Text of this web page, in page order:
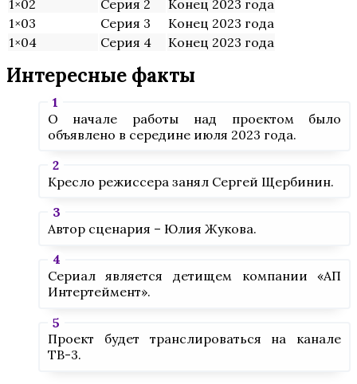
1×02 Серия 2
Конец 2023 года
1×03
Серия 3
Конец 2023 года
1×04
Серия 4 Конец 2023 года
Интересные факты
О начале работы над проектом было
объявлено в середине июля 2023 года.
Кресло режиссера занял Сергей Щербинин.
Автор сценария – Юлия Жукова.
Сериал является детищем компании «АП
Интертеймент».
Проект будет транслироваться на канале
ТВ-3.